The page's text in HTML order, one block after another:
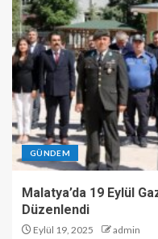
GÜNDEM
Malatya’da 19 Eylül
Düzenlendi
Eylül 19, 2025 admin